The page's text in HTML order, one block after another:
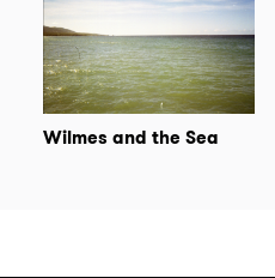
Wilmes and the Sea